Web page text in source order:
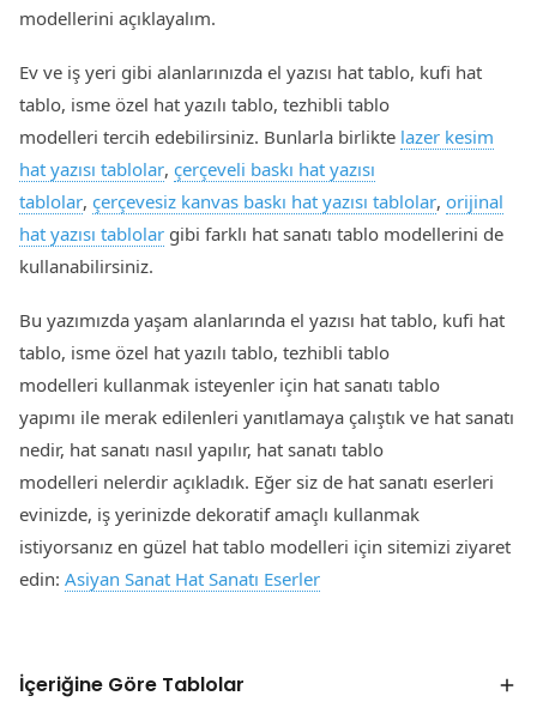
modellerini açıklayalım.
Ev ve iş yeri gibi alanlarınızda el yazısı hat tablo, kufi hat
tablo, isme özel hat yazılı tablo, tezhibli tablo
modelleri tercih edebilirsiniz. Bunlarla birlikte lazer kesim
hat yazısı tablolar, çerçeveli baskı hat yazısı
tablolar, çerçevesiz kanvas baskı hat yazısı tablolar, orijinal
hat yazısı tablolar gibi farklı hat sanatı tablo modellerini de
kullanabilirsiniz.
Bu yazımızda yaşam alanlarında el yazısı hat tablo, kufi hat
tablo, isme özel hat yazılı tablo, tezhibli tablo
modelleri kullanmak isteyenler için hat sanatı tablo
yapımı ile merak edilenleri yanıtlamaya çalıştık ve hat sanatı
nedir, hat sanatı nasıl yapılır, hat sanatı tablo
modelleri nelerdir açıkladık. Eğer siz de hat sanatı eserleri
evinizde, iş yerinizde dekoratif amaçlı kullanmak
istiyorsanız en güzel hat tablo modelleri için sitemizi ziyaret
edin: Asiyan Sanat Hat Sanatı Eserler
İçeriğine Göre Tablolar